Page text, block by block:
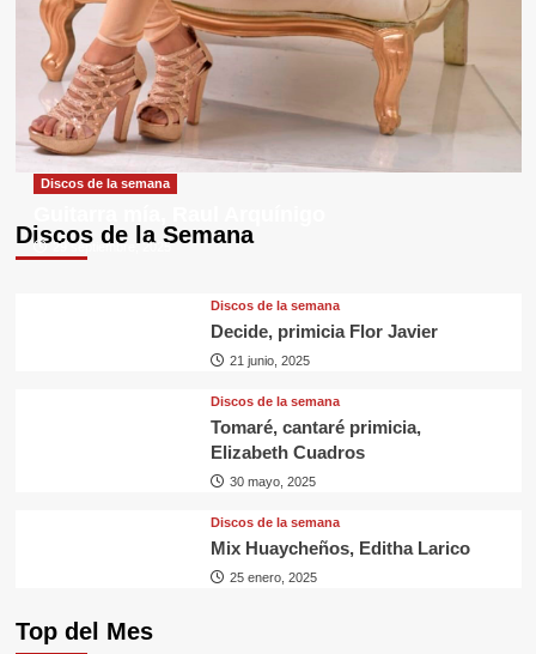
Discos de la Semana
Discos de la semana
29 septiembre, 2025
Discos de la semana
Decide, primicia Flor Javier
21 junio, 2025
Discos de la semana
Tomaré, cantaré primicia,
Elizabeth Cuadros
30 mayo, 2025
Discos de la semana
Mix Huaycheños, Editha Larico
25 enero, 2025
Top del Mes